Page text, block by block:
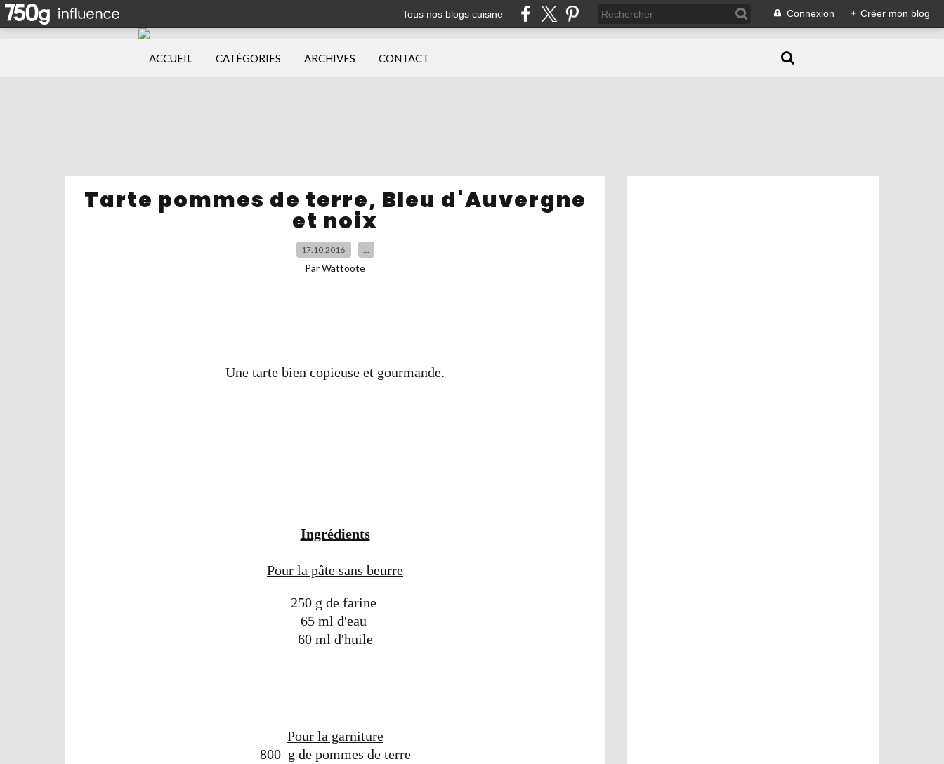
Tous nos blogs cuisine Connexion + Créer mon blog
ACCUEIL CATÉGORIES ARCHIVES CONTACT
Tarte pommes de terre, Bleu d'Auvergne
et noix
17.10.2016 …
Par Wattoote
Une tarte bien copieuse et gourmande.
Ingrédients
Pour la pâte sans beurre
250 g de farine
65 ml d'eau
60 ml d'huile
Pour la garniture
800 g de pommes de terre